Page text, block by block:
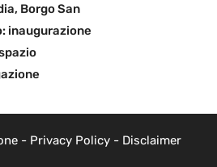
Borgo San
inaugurazione
- Privacy Policy- Disclaimer